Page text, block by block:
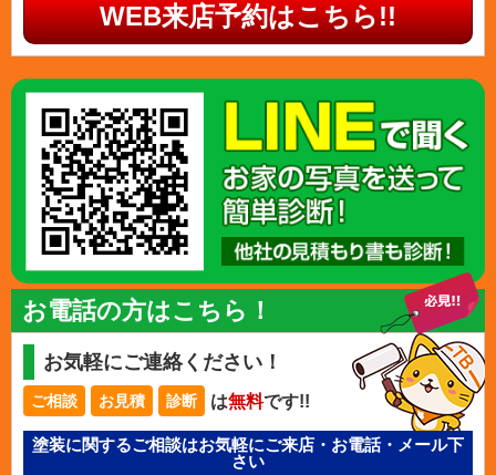
WEB来店予約はこちら!!
お電話の方はこちら！
お気軽にご連絡ください！
ご相談 お見積 診断 は無料です!!
塗装に関するご相談はお気軽にご来店・お電話・メール下
さい